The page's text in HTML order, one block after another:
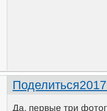
Поделиться
Да, первые три